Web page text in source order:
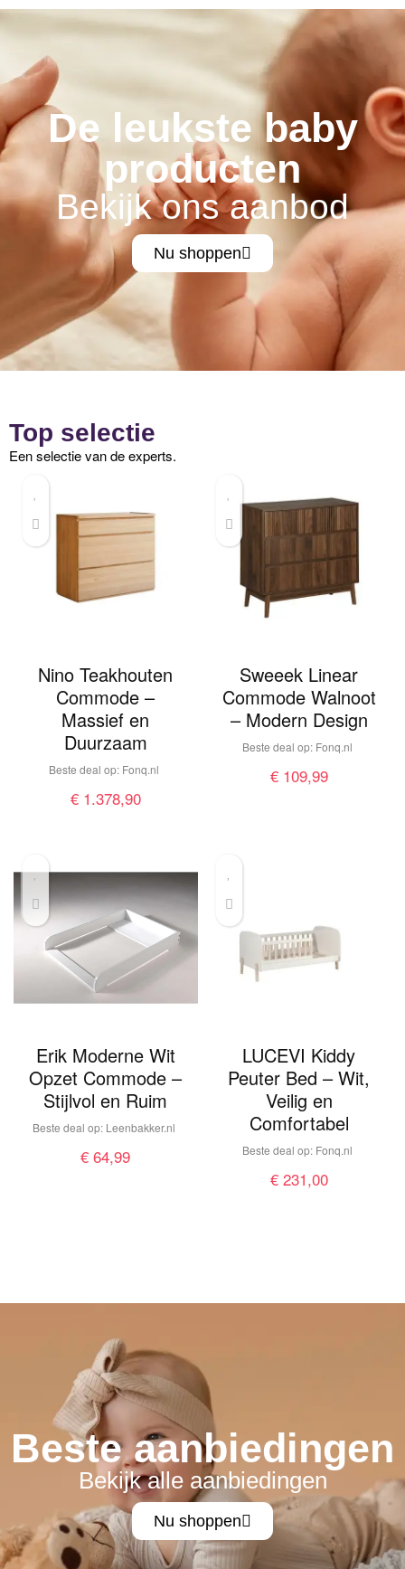
De leukste baby
producten
Bekijk ons aanbod
Nu shoppen
Top selectie
Een selectie van de experts.
Nino Teakhouten
Commode –
Massief en
Duurzaam
Beste deal op: fonq.nl
€1.378,90
Sweeek Linear
Commode Walnoot
– Modern Design
Beste deal op: fonq.nl
€109,99
Erik Moderne Wit
Opzet Commode –
Stijlvol en Ruim
Beste deal op: leenbakker.nl
€ 64,99
LUCEVI Kiddy
Peuter Bed – Wit,
Veilig en
Comfortabel
Beste deal op: fonq.nl
€231,00
Beste aanbiedingen
Bekijk alle aanbiedingen
Nu shoppen